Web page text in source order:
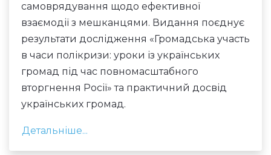
самоврядування щодо ефективної
взаємодії з мешканцями. Видання поєднує
результати дослідження «Громадська участь
в часи полікризи: уроки із українських
громад під час повномасштабного
вторгнення Росії» та практичний досвід
українських громад.
Детальніше...